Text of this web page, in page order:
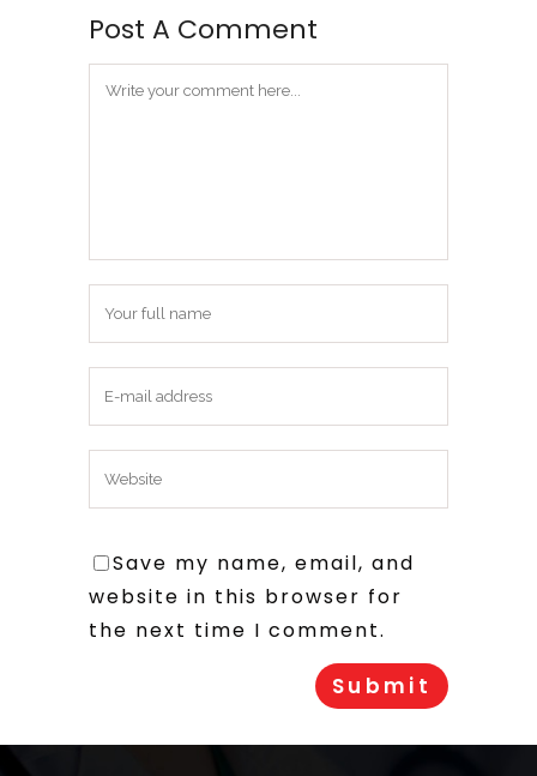
Post A Comment
Save my name, email, and
website in this browser for
the next time I comment.